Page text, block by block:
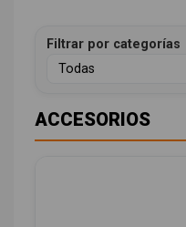
Filtrar por categorías
ACCESORIOS